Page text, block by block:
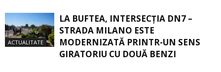
ACTUALITATE
LA BUFTEA, INTERSECŢIA DN7 –
STRADA MILANO ESTE
MODERNIZATĂ PRINTR-UN SENS
GIRATORIU CU DOUĂ BENZI